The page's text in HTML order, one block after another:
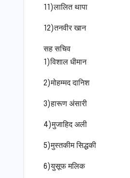
11)लालित थापा
12)तनवीर खान
सह सचिव
1)विशाल धीमान
2)मोहम्मद दानिश
3)हारूण अंसारी
4)मुजाहिद अली
5)मुस्तकीम सिद्धकी
6)युसूफ मलिक